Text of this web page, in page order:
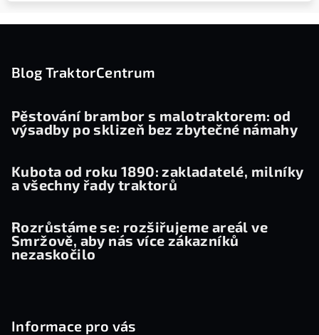
Blog TraktorCentrum
Pěstování brambor s malotraktorem: od
výsadby po sklizeň bez zbytečné námahy
Kubota od roku 1890: zakladatelé, milníky
a všechny řady traktorů
Rozrůstáme se: rozšiřujeme areál ve
Smržově, aby nás více zákazníků
nezaskočilo
Informace pro vás